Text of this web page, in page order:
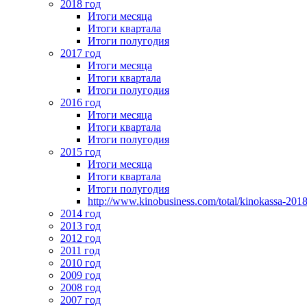
2018 год
Итоги месяца
Итоги квартала
Итоги полугодия
2017 год
Итоги месяца
Итоги квартала
Итоги полугодия
2016 год
Итоги месяца
Итоги квартала
Итоги полугодия
2015 год
Итоги месяца
Итоги квартала
Итоги полугодия
http://www.kinobusiness.com/total/kinokassa-
2014 год
2013 год
2012 год
2011 год
2010 год
2009 год
2008 год
2007 год